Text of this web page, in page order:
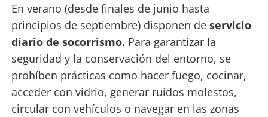
En verano (desde finales de junio hasta
principios de septiembre) disponen de servicio
diario de socorrismo. Para garantizar la
seguridad y la conservación del entorno, se
prohíben prácticas como hacer fuego, cocinar,
acceder con vidrio, generar ruidos molestos,
circular con vehículos o navegar en las zonas